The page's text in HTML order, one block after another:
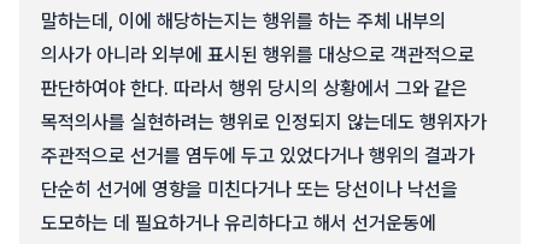
말하는데, 이에 해당하는지는 행위를 하는 주체 내부의
의사가 아니라 외부에 표시된 행위를 대상으로 객관적으로
판단하여야 한다. 따라서 행위 당시의 상황에서 그와 같은
목적의사를 실현하려는 행위로 인정되지 않는데도 행위자가
주관적으로 선거를 염두에 두고 있었다거나 행위의 결과가
단순히 선거에 영향을 미친다거나 또는 당선이나 낙선을
도모하는 데 필요하거나 유리하다고 해서 선거운동에